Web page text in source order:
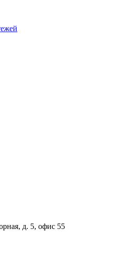
д. 5, офис 55